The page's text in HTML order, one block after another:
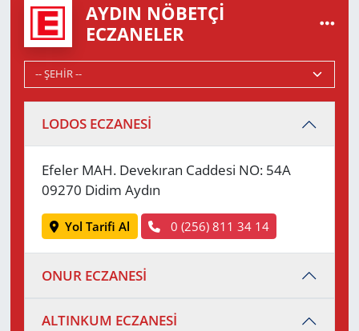
AYDIN NÖBETÇI
ECZANELER
LODOS ECZANESİ
Efeler MAH. Devekıran Caddesi NO: 54A
09270 Didim Aydın
Yol Tarifi Al 0 (256) 811 34 14
ONUR ECZANESİ
ALTINKUM ECZANESİ